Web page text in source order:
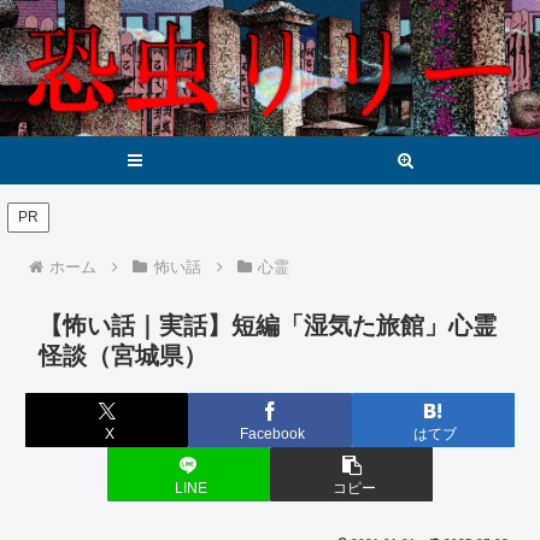
PR
ホーム 怖い話 心霊
【怖い話｜実話】短編「湿気た旅館」心霊
怪談（宮城県）
X Facebook はてブ
LINE コピー